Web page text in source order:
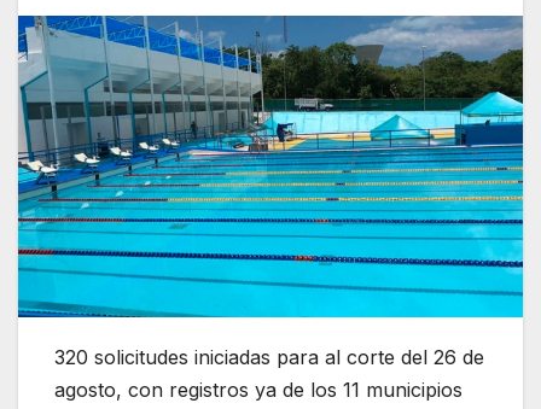
320 solicitudes iniciadas para al corte del 26 de
agosto, con registros ya de los 11 municipios